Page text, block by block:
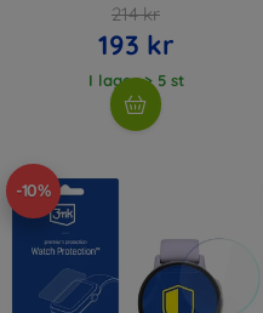
214 kr
193 kr
I lager > 5 st
-10%